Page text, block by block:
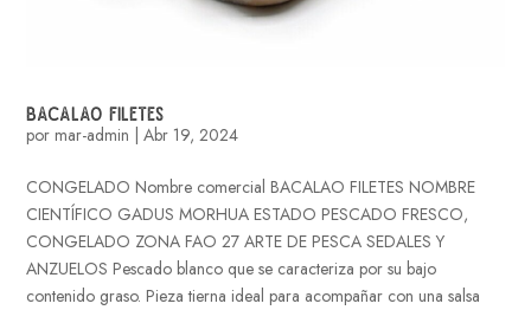
BACALAO FILETES
pormar-admin |Abr 19, 2024
CONGELADO Nombre comercial BACALAO FILETES NOMBRE
CIENTÍFICO GADUS MORHUA ESTADO PESCADO FRESCO,
CONGELADO ZONA FAO 27 ARTE DE PESCA SEDALES Y
ANZUELOS Pescado blanco que se caracteriza por su bajo
contenido graso. Pieza tierna ideal para acompañar con una salsa